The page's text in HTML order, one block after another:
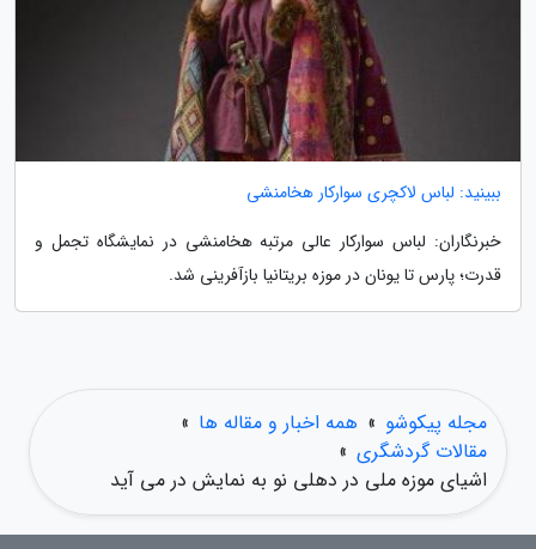
ببینید: لباس لاکچری سوارکار هخامنشی
خبرنگاران: لباس سوارکار عالی مرتبه هخامنشی در نمایشگاه تجمل و
قدرت؛ پارس تا یونان در موزه بریتانیا بازآفرینی شد.
مجله پیکوشو » همه اخبار و مقاله ها »
مقالات گردشگری »
اشیای موزه ملی در دهلی نو به نمایش در می آید